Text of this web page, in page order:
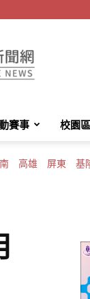
賽事 校園區
高雄 屏東 基